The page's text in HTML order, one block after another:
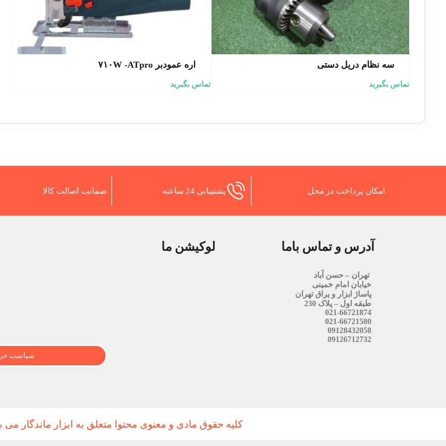
سه نظام دریل دستی
تماس بگیرید
اره عمودبر ۷۱۰W -ATpro
تماس بگیرید
امکان پرداخت در محل پشتیبانی 24 ساعته ضمانت اصالت کالا
آدرس و تماس باما
تهران – حسن آباد
خیابان امام خمینی
پاساژ ابزار و یراق تهران
طبقه اول – پلاک 230
021-66721874
021-66721580
09128432058
09126712732
لوکیشن ما
سیاست
کلیه حقوق مادی و معنوی محتوا متعلق به ابزار ماندگار می